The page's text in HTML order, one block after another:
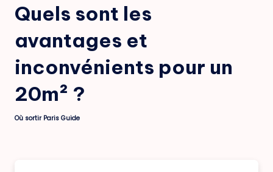
Quels sont les
avantages et
inconvénients pour un
20m² ?
Posted
Où sortir Paris Guide